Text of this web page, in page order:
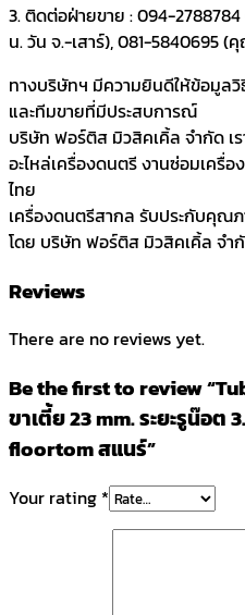
กลอง
ทอม
สแนร์
quantity
3. ติดต่อฝ่ายขาย : 094-
น. วัน จ.-เสาร์), 081-5840695 (
ทางบริษัทฯ มีความยินดีให้ข้อมูลวิ
และทีมขายที่มีประสบการณ์
บริษัท ฟอร์ติส มิวสิคเคิ้ล จำกัด เ
อะไหล่เครื่องดนตรี งานซ่อมเครื่
ไทย
เครื่องดนตรีสากล รับประกับคุณ
โดย บริษัท ฟอร์ติส มิวสิคเคิ้ล จำ
Reviews
There are no reviews yet.
Be the first to review
ขาเตี้ย 23 mm. ระยะรูน๊อต
floortom สแนร์”
Your rating *